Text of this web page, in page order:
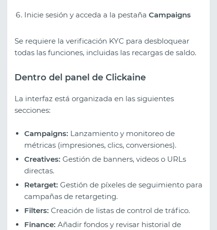
Inicie sesión y acceda a la pestaña Campaigns
Se requiere la verificación KYC para desbloquear
todas las funciones, incluidas las recargas de saldo.
Dentro del panel de Clickaine
La interfaz está organizada en las siguientes
secciones:
Campaigns: Lanzamiento y monitoreo de
métricas (impresiones, clics, conversiones).
Creatives: Gestión de banners, videos o URLs
directas.
Retarget: Gestión de píxeles de seguimiento para
campañas de retargeting.
Filters: Creación de listas de control de tráfico.
Finance: Añadir fondos y revisar historial de